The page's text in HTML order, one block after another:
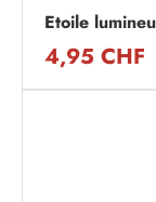
Etoile
4,95 CHF